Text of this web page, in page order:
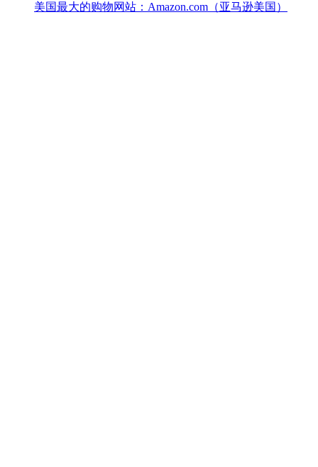
美国最大的购物网站：Amazon.com（亚马逊美国）